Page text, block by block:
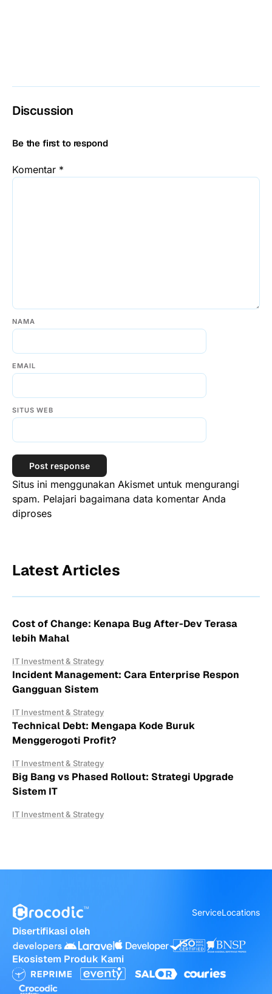
Discussion
Be the first to respond
Komentar *
NAMA
EMAIL
SITUS WEB
Situs ini menggunakan Akismet untuk mengurangi
spam. Pelajari bagaimana data komentar Anda
diproses
Latest Articles
Cost of Change: Kenapa Bug After-Dev Terasa
lebih Mahal
IT Investment & Strategy
Incident Management: Cara Enterprise Respon
Gangguan Sistem
IT Investment & Strategy
Technical Debt: Mengapa Kode Buruk
Menggerogoti Profit?
IT Investment & Strategy
Big Bang vs Phased Rollout: Strategi Upgrade
Sistem IT
IT Investment & Strategy
ServiceLocations
Disertifikasi oleh
Ekosistem Produk Kami